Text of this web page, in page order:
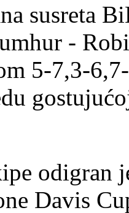
susreta
-
5-7,3-
odigran
Davis